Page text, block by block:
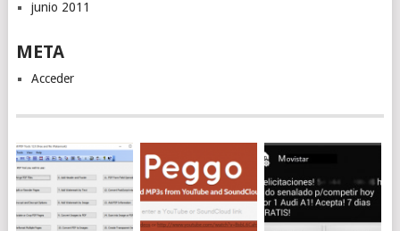
junio 2011
META
Acceder